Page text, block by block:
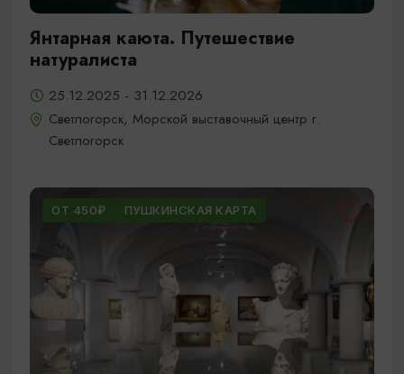
Янтарная каюта. Путешествие
натуралиста
25.12.2025 - 31.12.2026
Светлогорск, Морской выставочный центр г.
Светлогорск
ОТ 450₽ ПУШКИНСКАЯ КАРТА